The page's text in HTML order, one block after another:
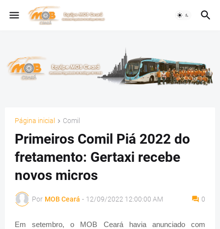
Página inicial Comil
Primeiros Comil Piá 2022 do
fretamento: Gertaxi recebe
novos micros
Por MOB Ceará - 12/09/2022 12:00:00 AM 0
Em setembro, o MOB Ceará havia anunciado com